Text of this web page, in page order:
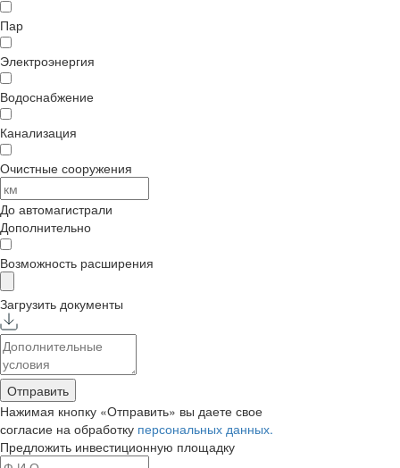
Пар
Электроэнергия
Водоснабжение
Канализация
Очистные сооружения
До автомагистрали
Дополнительно
Возможность расширения
Загрузить документы
Отправить
Нажимая кнопку «Отправить» вы даете свое
согласие на обработку персональных данных.
Предложить инвестиционную площадку